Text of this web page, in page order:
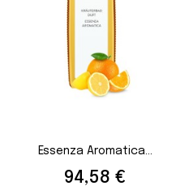
Essenza Aromatica...
Prezzo
94,58 €